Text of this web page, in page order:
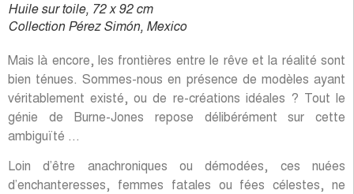
Huile sur toile, 72 x 92 cm
Collection Pérez Simón, Mexico
Mais là encore, les frontières entre le rêve et la réalité sont
bien ténues. Sommes-nous en présence de modèles ayant
véritablement existé, ou de re-créations idéales ? Tout le
génie de Burne-Jones repose délibérément sur cette
ambiguïté …
Loin d’être anachroniques ou démodées, ces nuées
d’enchanteresses, femmes fatales ou fées célestes, ne